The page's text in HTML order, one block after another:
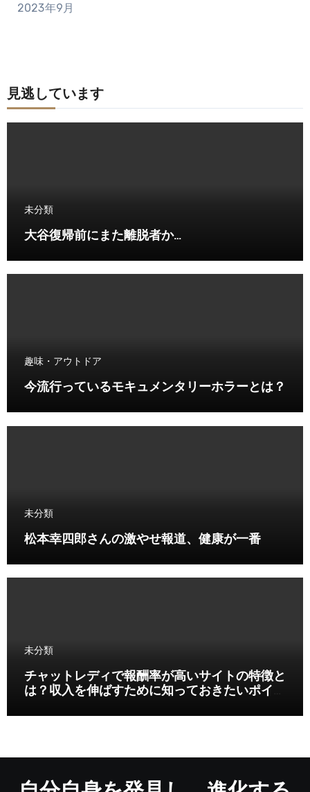
2023年9月
見逃しています
未分類
大谷復帰前にまた離脱者か…
趣味・アウトドア
今流行っているモキュメンタリーホラーとは？
未分類
松本幸四郎さんの激やせ報道、健康が一番
未分類
チャットレディで報酬率が高いサイトの特徴と
は？収入を伸ばすために知っておきたいポイン